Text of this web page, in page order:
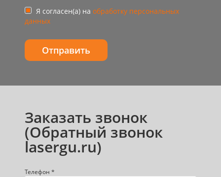
Я согласен(а) на обработку персональных
данных
Заказать звонок
(Обратный звонок
lasergu.ru)
Телефон *